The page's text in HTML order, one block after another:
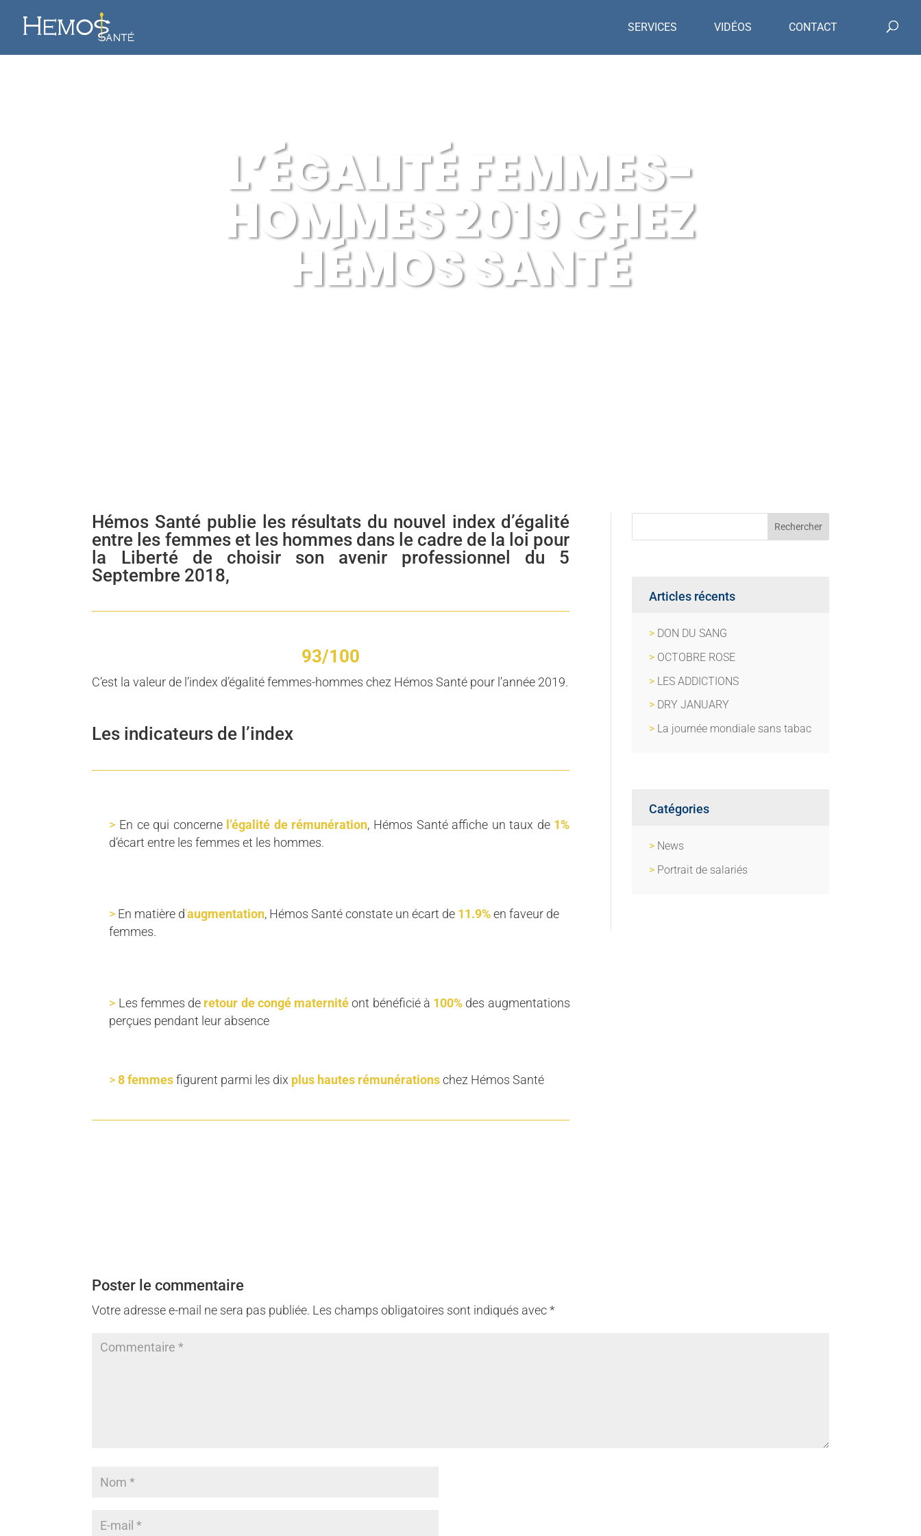
SERVICES VIDÉOS CONTACT
L’ÉGALITÉ FEMMES-
HOMMES 2019 CHEZ
HÉMOS SANTÉ
Hémos Santé publie les résultats du nouvel index d’égalité
entre les femmes et les hommes d ans le cadre de la loi pour
la Liberté de choisir son avenir professionnel du 5
Septembre 2018,
93/100
C’est la valeur de l’index d’égalité femmes-hommes chez Hémos Santé pour l’année 2019.
Les indicateurs de l’index
En ce qui concerne l’égalité de rémunération, Hémos Santé affiche un taux de 1%
d’écart entre les femmes et les hommes.
En matière d‘augmentation, Hémos Santé constate un écart de 11.9%en faveur de
femmes.
Les femmes de retour de congé maternitéont bénéficié à 100% des augmentations
perçues pendant leur absence
8 femmesfigurent parmi les dix plus hautes rémunérationschez Hémos Santé
Articles récents
DON DU SANG
OCTOBRE ROSE
LES ADDICTIONS
DRY JANUARY
La journée mondiale sans tabac
Catégories
News
Portrait de salariés
Poster le commentaire
Votre adresse e-mail ne sera pas publiée. Les champs obligatoires sont indiqués avec*